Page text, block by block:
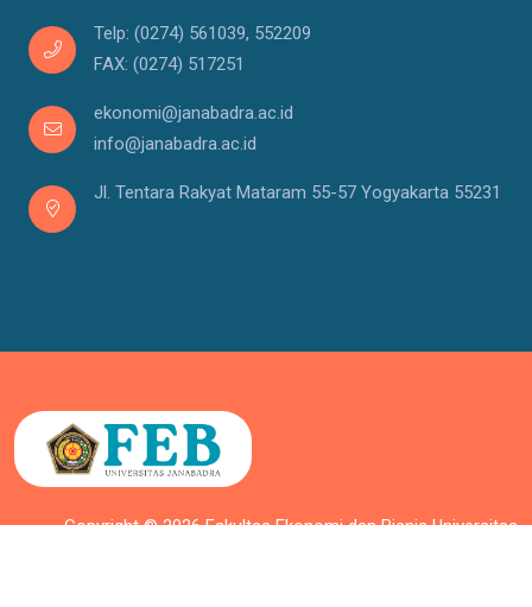
Telp: (0274) 561039, 552209
FAX: (0274) 517251
ekonomi@janabadra.ac.id
info@janabadra.ac.id
Jl. Tentara Rakyat Mataram 55-57 Yogyakarta 55231
Copyright © 2026 Fakultas Ekonomi dan Bisnis Universitas